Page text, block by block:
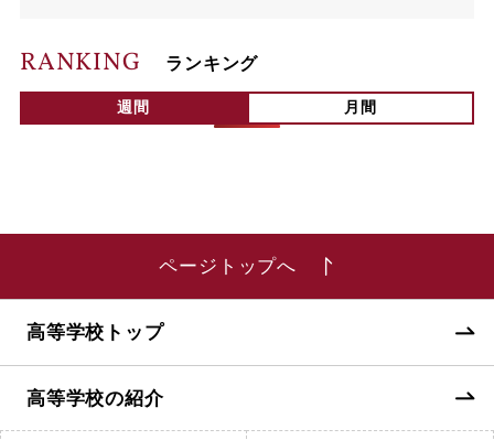
RANKING ランキング
週間 月間
ページトップへ
高等学校トップ
高等学校の紹介